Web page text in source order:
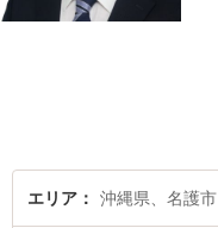
エリア 沖縄県、名護市